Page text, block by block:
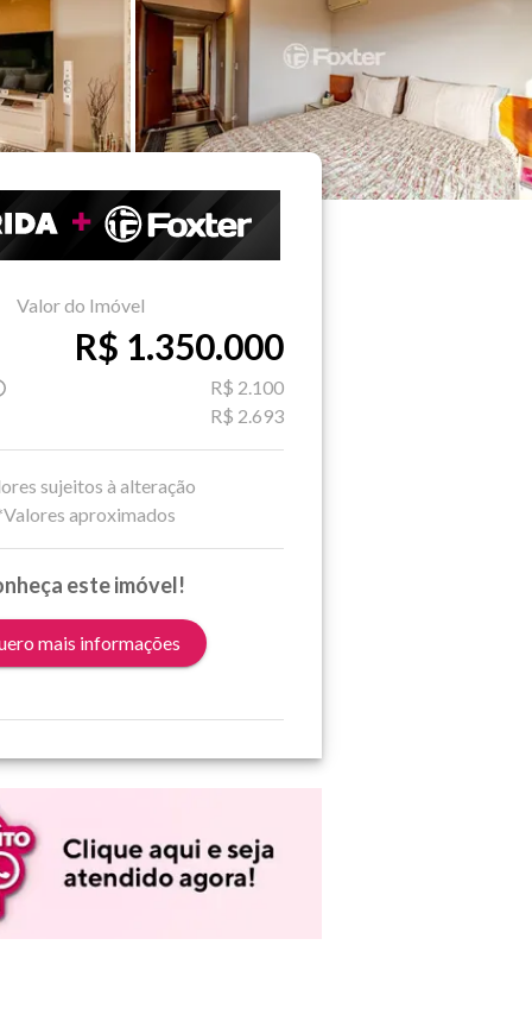
Valor do Imóvel
R$ 1.350.000
R$ 2.100
R$ 2.693
sujeitos à alteração
aproximados
este imóvel!
mais informações